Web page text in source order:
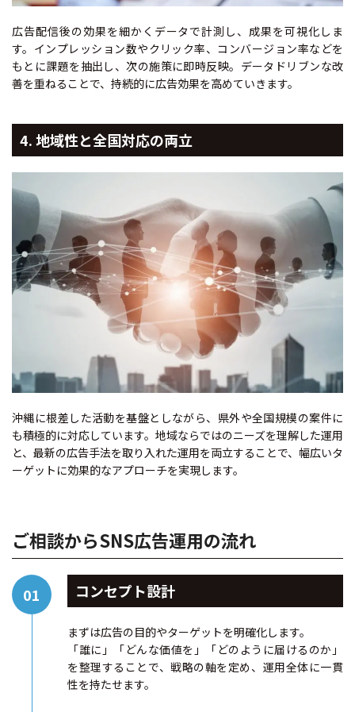
広告配信後の効果を細かくデータで計測し、成果を可視化しま
す。インプレッション数やクリック率、コンバージョン率などを
もとに課題を抽出し、次の施策に即時反映。データドリブンな改
善を重ねることで、持続的に広告効果を高めていきます。
4. 地域性と全国対応の両立
沖縄に根差した活動を基盤としながら、県外や全国規模の案件に
も積極的に対応しています。地域ならではのニーズを理解した運用
と、最新の広告手法を取り入れた運用を両立することで、幅広いタ
ーゲットに効果的なアプローチを実現します。
ご相談からSNS広告運用の流れ
コンセプト設計
まずは広告の目的やターゲットを明確化します。
「誰に」「どんな価値を」「どのように届けるのか」
を整理することで、戦略の軸を定め、運用全体に一貫
性を持たせます。